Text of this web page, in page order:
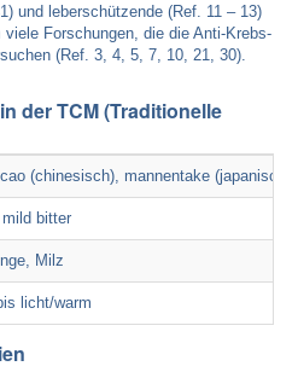
und leberschützende (Ref. 11 – 13)
Forschungen, die die Anti-Krebs-
(Ref. 3, 4, 5, 7, 10, 21, 30).
der TCM (Traditionelle
(chinesisch), mannentake (japanisch)
bitter
Milz
licht/warm